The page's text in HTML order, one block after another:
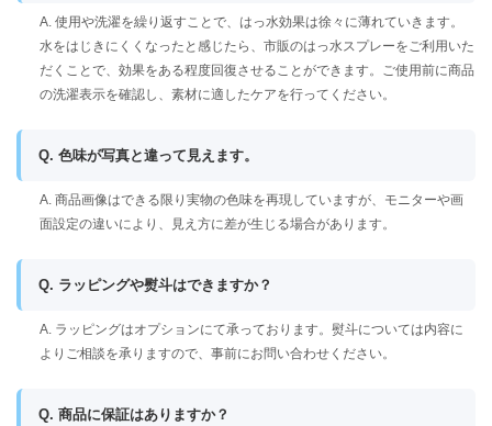
A. 使用や洗濯を繰り返すことで、はっ水効果は徐々に薄れていきます。
水をはじきにくくなったと感じたら、市販のはっ水スプレーをご利用いた
だくことで、効果をある程度回復させることができます。ご使用前に商品
の洗濯表示を確認し、素材に適したケアを行ってください。
Q. 色味が写真と違って見えます。
A. 商品画像はできる限り実物の色味を再現していますが、モニターや画
面設定の違いにより、見え方に差が生じる場合があります。
Q. ラッピングや熨斗はできますか？
A. ラッピングはオプションにて承っております。熨斗については内容に
よりご相談を承りますので、事前にお問い合わせください。
Q. 商品に保証はありますか？